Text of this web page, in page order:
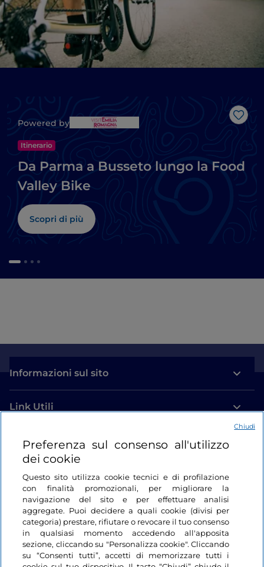
Like
Powered by
Itinerario
Da Parma a Busseto lungo la Food
Valley Bike
Scopri di più
Informazioni sul sito
Link Utili
Login
Restiamo in contatto
Preferenza sul consenso all'utilizzo
dei cookie
Questo sito utilizza cookie tecnici e di profilazione
con finalità promozionali, per migliorare la
navigazione del sito e per effettuare analisi
aggregate. Puoi decidere a quali cookie (divisi per
categoria) prestare, rifiutare o revocare il tuo consenso
in qualsiasi momento accedendo all'apposita
sezione, cliccando su "Personalizza cookie". Cliccando
su “Consenti tutti”, accetti di memorizzare tutti i
Chiudi